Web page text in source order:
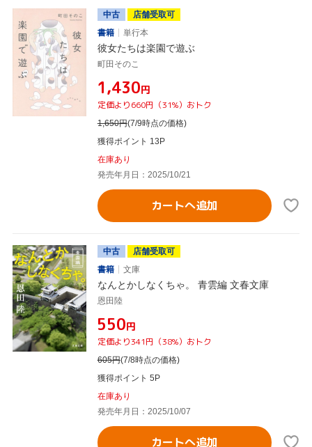
中古
店舗受取可
書籍
単行本
彼女たちは楽園で遊ぶ
町田そのこ
¥1,430円
定価より660円（31%）おトク
1,650円(7/9時点の価格)
獲得ポイント 13P
在庫あり
発売年月日：2025/10/21
カートへ追加
中古
店舗受取可
書籍
文庫
なんとかしなくちゃ。 青雲編 文春文庫
恩田陸
¥550円
定価より341円（38%）おトク
605円(7/8時点の価格)
獲得ポイント 5P
在庫あり
発売年月日：2025/10/07
カートへ追加